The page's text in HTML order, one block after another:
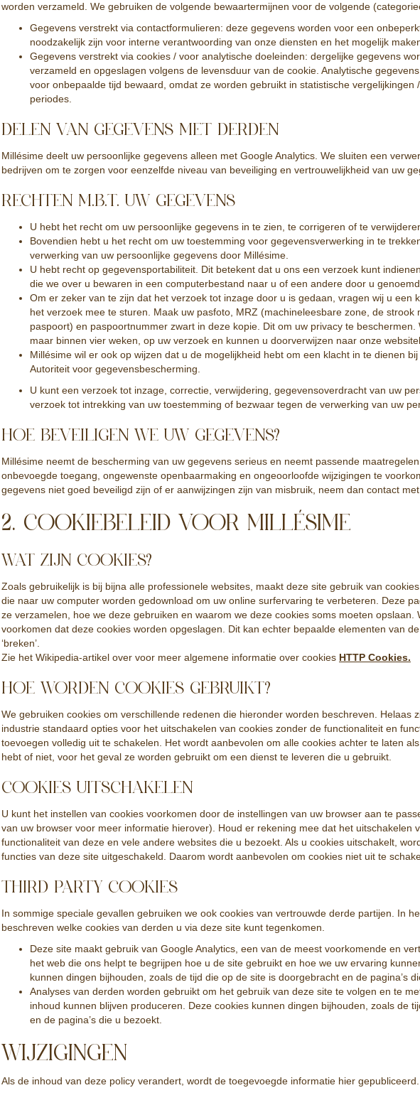
worden verzameld. We gebruiken de volgende bewaartermijnen voor de volgende
Gegevens verstrekt via contactformulieren: deze gegevens worden voor een
noodzakelijk zijn voor interne verantwoording van onze diensten en het mogelijk
Gegevens verstrekt via cookies / voor analytische doeleinden: dergelijke gegevens
verzameld en opgeslagen volgens de levensduur van de cookie. Analytische
voor onbepaalde tijd bewaard, omdat ze worden gebruikt in statistische vergelijkingen
periodes.
DELEN VAN GEGEVENS MET DERDEN
Millésime deelt uw persoonlijke gegevens alleen met Google Analytics. We sluiten een
bedrijven om te zorgen voor eenzelfde niveau van beveiliging en vertrouwelijkheid van uw
RECHTEN M.B.T. UW GEGEVENS
U hebt het recht om uw persoonlijke gegevens in te zien, te corrigeren of te
Bovendien hebt u het recht om uw toestemming voor gegevensverwerking in te
verwerking van uw persoonlijke gegevens door Millésime.
U hebt recht op gegevensportabiliteit. Dit betekent dat u ons een verzoek kunt
die we over u bewaren in een computerbestand naar u of een andere door u
Om er zeker van te zijn dat het verzoek tot inzage door u is gedaan, vragen wij u een
het verzoek mee te sturen. Maak uw pasfoto, MRZ (machineleesbare zone, de strook
paspoort) en paspoortnummer zwart in deze kopie. Dit om uw privacy te beschermen.
maar binnen vier weken, op uw verzoek en kunnen u doorverwijzen naar onze
Millésime wil er ook op wijzen dat u de mogelijkheid hebt om een ​​klacht in te dienen
Autoriteit voor gegevensbescherming.
U kunt een verzoek tot inzage, correctie, verwijdering, gegevensoverdracht van uw
verzoek tot intrekking van uw toestemming of bezwaar tegen de verwerking van uw
HOE BEVEILIGEN WE UW GEGEVENS?
Millésime neemt de bescherming van uw gegevens serieus en neemt passende
onbevoegde toegang, ongewenste openbaarmaking en ongeoorloofde wijzigingen te
gegevens niet goed beveiligd zijn of er aanwijzingen zijn van misbruik, neem dan contact met
2. COOKIEBELEID VOOR MILLÉSIME
WAT ZIJN COOKIES?
Zoals gebruikelijk is bij bijna alle professionele websites, maakt deze site gebruik van
die naar uw computer worden gedownload om uw online surfervaring te verbeteren. Deze
ze verzamelen, hoe we deze gebruiken en waarom we deze cookies soms moeten opslaan.
voorkomen dat deze cookies worden opgeslagen. Dit kan echter bepaalde elementen van
‘breken’.
Zie het Wikipedia-artikel over voor meer algemene informatie over cookies HTTP Cookies.
HOE WORDEN COOKIES GEBRUIKT?
We gebruiken cookies om verschillende redenen die hieronder worden beschreven. Helaas
industrie standaard opties voor het uitschakelen van cookies zonder de functionaliteit en
toevoegen volledig uit te schakelen. Het wordt aanbevolen om alle cookies achter te laten
hebt of niet, voor het geval ze worden gebruikt om een ​​dienst te leveren die u gebruikt.
COOKIES UITSCHAKELEN
U kunt het instellen van cookies voorkomen door de instellingen van uw browser aan te
van uw browser voor meer informatie hierover). Houd er rekening mee dat het uitschakelen
functionaliteit van deze en vele andere websites die u bezoekt. Als u cookies uitschakelt,
functies van deze site uitgeschakeld. Daarom wordt aanbevolen om cookies niet uit te
THIRD PARTY COOKIES
In sommige speciale gevallen gebruiken we ook cookies van vertrouwde derde partijen. In
beschreven welke cookies van derden u via deze site kunt tegenkomen.
Deze site maakt gebruik van Google Analytics, een van de meest voorkomende en
het web die ons helpt te begrijpen hoe u de site gebruikt en hoe we uw ervaring
kunnen dingen bijhouden, zoals de tijd die op de site is doorgebracht en de pagina’s
Analyses van derden worden gebruikt om het gebruik van deze site te volgen en te
inhoud kunnen blijven produceren. Deze cookies kunnen dingen bijhouden, zoals de
en de pagina’s die u bezoekt.
WIJZIGINGEN
Als de inhoud van deze policy verandert, wordt de toegevoegde informatie hier gepubliceerd.